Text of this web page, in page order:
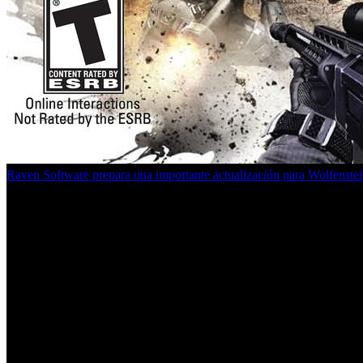
Raven Software prepara una importante actualización para